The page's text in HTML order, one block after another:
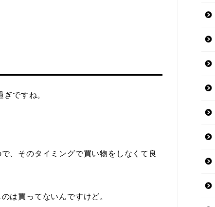
ですね。
、そのタイミングで買い物をしなくて良
は買ってないんですけど。